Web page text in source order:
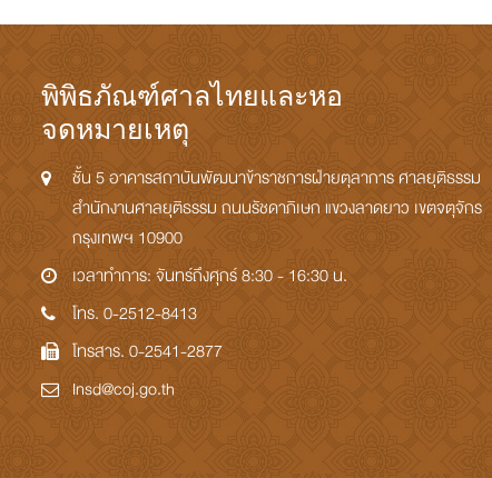
พิพิธภัณฑ์ศาลไทยและหอ
จดหมายเหตุ
ชั้น 5 อาคารสถาบันพัฒนาข้าราชการฝ่ายตุลาการ ศาลยุติธรรม
สำนักงานศาลยุติธรรม ถนนรัชดาภิเษก แขวงลาดยาว เขตจตุจักร
กรุงเทพฯ 10900
เวลาทำการ: จันทร์ถึงศุกร์ 8:30 - 16:30 น.
โทร. 0-2512-8413
โทรสาร. 0-2541-2877
Insd@coj.go.th